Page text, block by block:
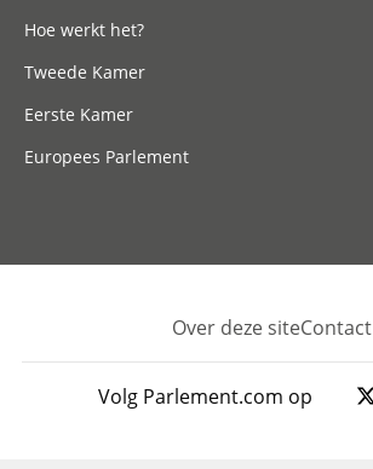
Hoe werkt het?
Tweede Kamer
Eerste Kamer
Europees Parlement
Footer
Over deze siteContact
Volg Parlement.com op